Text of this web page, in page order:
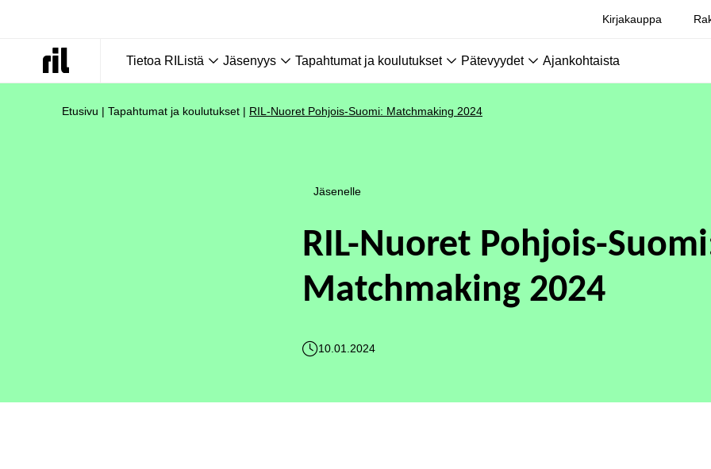
Kirjakauppa
Tietoa RIListä Jäsenyys Tapahtumat ja koulutukset Pätevyydet Ajankohtaista
Etusivu | Tapahtumat ja koulutukset | RIL-Nuoret Pohjois-Suomi: Matchmaking 2024
Jäsenelle
RIL-Nuoret Pohjois-
Matchmaking 2024
10.01.2024